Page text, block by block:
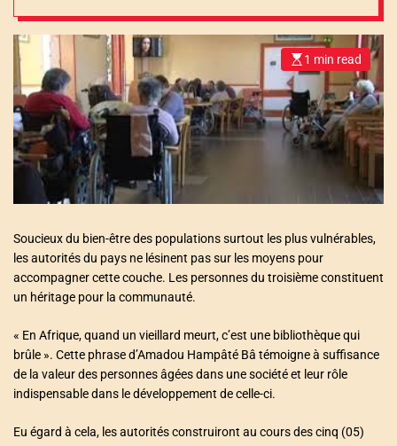
E
t
i
m
a
t
e
i
1 min read
Soucieux du bien-être des populations surtout les plus vulnérables,
les autorités du pays ne lésinent pas sur les moyens pour
accompagner cette couche. Les personnes du troisième constituent
un héritage pour la communauté.
« En Afrique, quand un vieillard meurt, c’est une bibliothèque qui
brûle ». Cette phrase d’Amadou Hampâté Bâ témoigne à suffisance
de la valeur des personnes âgées dans une société et leur rôle
indispensable dans le développement de celle-ci.
Eu égard à cela, les autorités construiront au cours des cinq (05)